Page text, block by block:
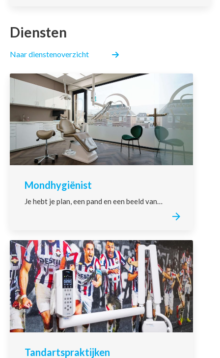
Diensten
Naar dienstenoverzicht
Mondhygiënist
Je hebt je plan, een pand en een beeld van…
Tandartspraktijken